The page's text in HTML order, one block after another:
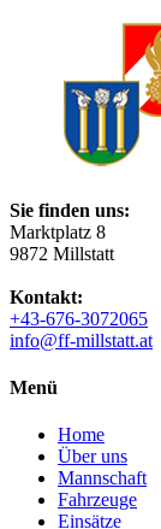
Sie finden uns:
Marktplatz 8
9872 Millstatt
Kontakt:
+43-676-3072065
info@ff-millstatt.at
Menü
Home
Über uns
Mannschaft
Fahrzeuge
Einsätze